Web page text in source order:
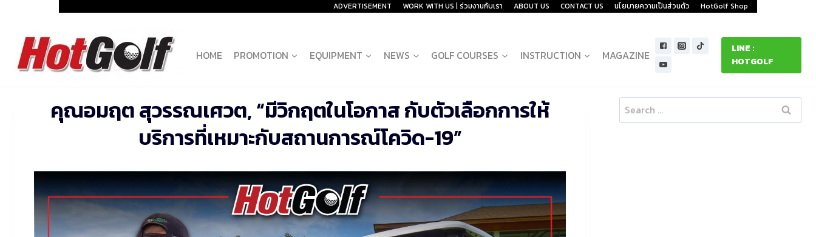
content
ADVERTISEMENT WORK WITH US | ร่วมงานกับเรา ABOUT US CONTACT US นโยบายความเป็นส่วนตัว HotGolf Shop
HOME PROMOTION EQUIPMENT NEWS GOLF COURSES INSTRUCTION MAGAZINE
LINE :
HOTGOLF
คุณอมฤต สุวรรณเศวต, “มีวิกฤตในโอกาส กับตัวเลือกการให้
บริการที่เหมาะกับสถานการณ์โควิด-19”
Search
for: